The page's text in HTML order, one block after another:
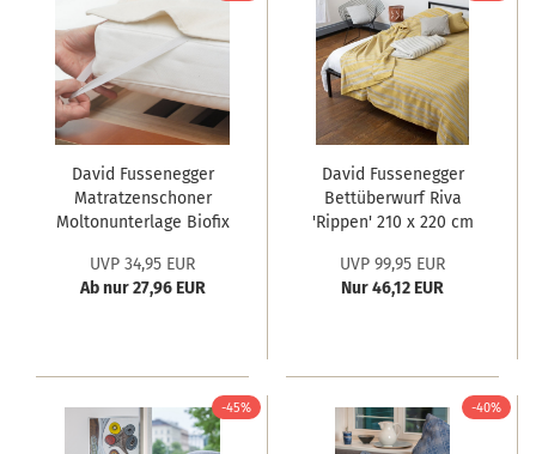
David Fussenegger
Matratzenschoner
Moltonunterlage Biofix
UVP 34,95 EUR
Ab nur 27,96 EUR
David Fussenegger
Bettüberwurf Riva
'Rippen' 210 x 220 cm
UVP 99,95 EUR
Nur 46,12 EUR
-45% -40%